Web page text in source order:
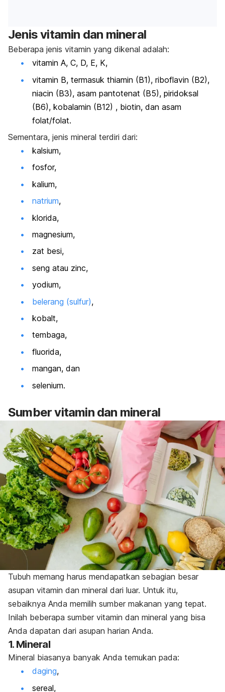
Jenis vitamin dan mineral
Beberapa jenis vitamin yang dikenal adalah:
vitamin A, C, D, E, K,
vitamin B, termasuk thiamin (B1), riboflavin (B2),
niacin (B3), asam pantotenat (B5), piridoksal
(B6), kobalamin (B12) , biotin, dan asam
folat/folat.
Sementara, jenis mineral terdiri dari:
kalsium,
fosfor,
kalium,
natrium,
klorida,
magnesium,
zat besi,
seng atau zinc,
yodium,
belerang (sulfur),
kobalt,
tembaga,
fluorida,
mangan, dan
selenium.
Sumber vitamin dan mineral
Tubuh memang harus mendapatkan sebagian besar
asupan vitamin dan mineral dari luar. Untuk itu,
sebaiknya Anda memilih sumber makanan yang tepat.
Inilah beberapa sumber vitamin dan mineral yang bisa
Anda dapatan dari asupan harian Anda.
1. Mineral
Mineral biasanya banyak Anda temukan pada:
daging,
sereal,